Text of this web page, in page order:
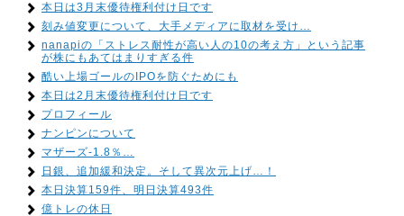
本日は3月末優待権利付け日です
刻み値変更について、大手メディアに取材を受け…
nanapiの「ストレス耐性が高い人の10の考え方」という記事
が株にもあてはまりすぎる件
酷い上場ゴールのIPOを防ぐためにも
本日は2月末優待権利付け日です
プロフィール
ナンピンについて
マザーズ-1.8％…
日銀、追加緩和決定。そして異次元上げ…！
本日決算159件、明日決算493件
億トレの休日